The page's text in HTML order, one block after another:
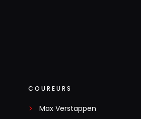
COUREURS
Max Verstappen